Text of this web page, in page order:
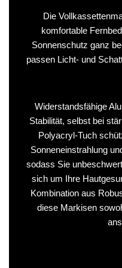
Die
komfortable
Sonnenschutz ganz
passen Licht- und
Widerstandsfähige
Stabilität, selbst bei
Polyacryl-Tuch
Sonneneinstrahlung
sodass Sie
sich um Ihre
Kombination aus
diese Markisen